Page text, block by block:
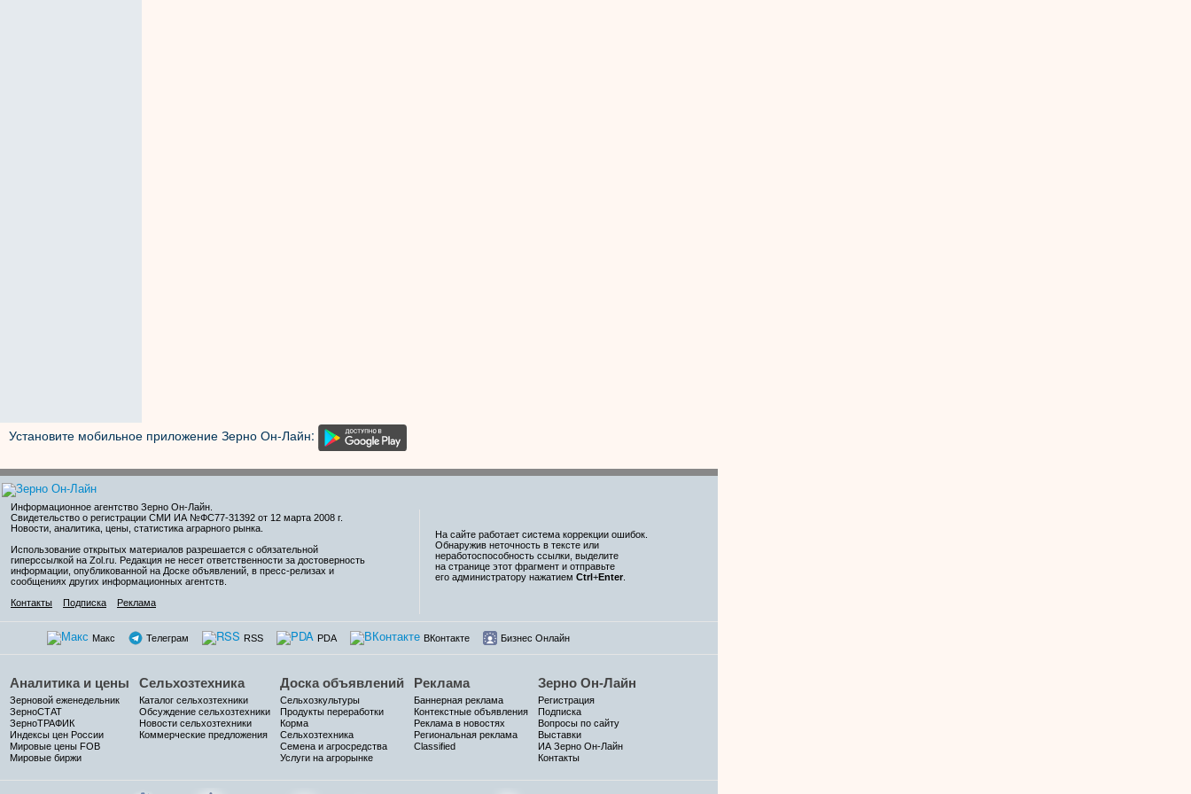
Установите мобильное приложение Зерно Он-Лайн:
Информационное агентство Зерно Он-Лайн
Свидетельство о регистрации СМИ ИА №ФС77-31392 от 12 марта 2008 г.
Новости, аналитика, цены, статистика аграрного рынка.
Использование открытых материалов разрешается с обязательной
гиперссылкой на Zol.ru. Редакция не несет ответственности за достоверность
информации, опубликованной на Доске объявлений, в пресс-релизах и
сообщениях других информационных агентств.
Контакты
Подписка Реклама
На сайте работает система коррекции ошибок.
Обнаружив неточность в тексте или
неработоспособность ссылки, выделите
на странице этот фрагмент и отправьте
его администратору нажатием Ctrl+Enter
Макс Телеграм RSS PDA ВКонтакте Бизнес Онлайн
Аналитика и цены
Зерновой еженедельник
ЗерноСТАТ
ЗерноТРАФИК
Индексы цен России
Мировые цены FOB
Мировые биржи
Сельхозтехника
Каталог сельхозтехники
Обсуждение сельхозтехники
Новости сельхозтехники
Коммерческие предложения
Доска объявлений
Сельхозкультуры
Продукты переработки
Корма
Сельхозтехника
Семена и агросредства
Услуги на агрорынке
Реклама
Баннерная реклама
Контекстные объявления
Реклама в новостях
Региональная реклама
Classified
Зерно Он-Лайн
Регистрация
Подписка
Вопросы по сайту
Выставки
ИА Зерно Он-Лайн
Контакты